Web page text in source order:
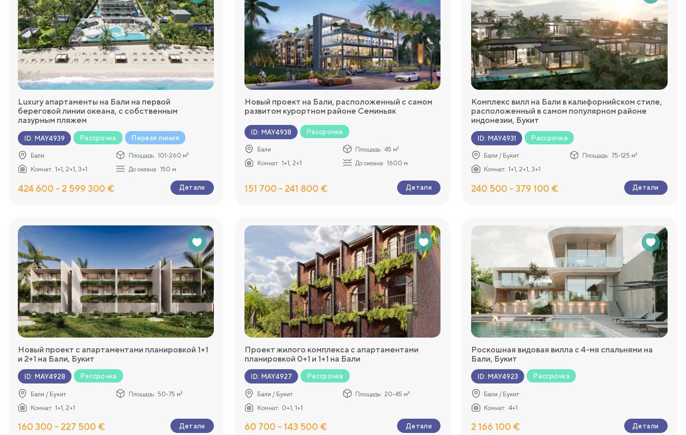
Luxury апартаменты на Бали на первой
береговой линии океана, с собственным
лазурным пляжем
ID: MAY4939 Рассрочка Первая линия
Бали Площадь: 101-260 м²
Комнат: 1+1, 2+1, 3+1 До океана: 150 м
424 600 - 2 599 300 € Детали
Новый проект на Бали, расположенный с самом
развитом курортном районе Семиньяк
ID: MAY4938 Рассрочка
Бали Площадь: 45 м²
Комнат: 1+1, 2+1 До океана: 1600 м
151 700 - 241 800 € Детали
Комплекс вилл на Бали в калифорнийском стиле,
расположенный в самом популярном районе
индонезии, Букит
ID: MAY4931 Рассрочка
Бали / Букит Площадь: 75-125 м²
Комнат: 1+1, 2+1, 3+1
240 500 - 379 100 € Детали
Новый проект с апартаментами планировкой 1+1
и 2+1 на Бали, Букит
ID: MAY4928 Рассрочка
Бали / Букит Площадь: 50-75 м²
Комнат: 1+1, 2+1
160 300 - 227 500 € Детали
Проект жилого комплекса с апартаментами
планировкой 0+1 и 1+1 на Бали
ID: MAY4927 Рассрочка
Бали / Букит Площадь: 20-45 м²
Комнат: 0+1, 1+1
60 700 - 143 500 € Детали
Роскошная видовая вилла с 4-мя спальнями на
Бали, Букит
ID: MAY4923 Рассрочка
Бали / Букит
Комнат: 4+1
2 166 100 € Детали